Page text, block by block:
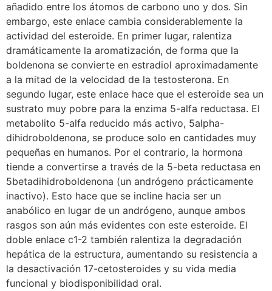
añadido entre los átomos de carbono uno y dos. Sin
embargo, este enlace cambia considerablemente la
actividad del esteroide. En primer lugar, ralentiza
dramáticamente la aromatización, de forma que la
boldenona se convierte en estradiol aproximadamente
a la mitad de la velocidad de la testosterona. En
segundo lugar, este enlace hace que el esteroide sea un
sustrato muy pobre para la enzima 5-alfa reductasa. El
metabolito 5-alfa reducido más activo, 5alpha-
dihidroboldenona, se produce solo en cantidades muy
pequeñas en humanos. Por el contrario, la hormona
tiende a convertirse a través de la 5-beta reductasa en
5betadihidroboldenona (un andrógeno prácticamente
inactivo). Esto hace que se incline hacia ser un
anabólico en lugar de un andrógeno, aunque ambos
rasgos son aún más evidentes con este esteroide. El
doble enlace c1-2 también ralentiza la degradación
hepática de la estructura, aumentando su resistencia a
la desactivación 17-cetosteroides y su vida media
funcional y biodisponibilidad oral.